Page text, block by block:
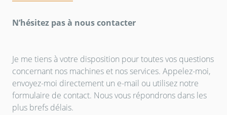
N’hésitez pas à nous contacter
Je me tiens à votre disposition pour toutes vos questions
concernant nos machines et nos services. Appelez-moi,
envoyez-moi directement un e-mail ou utilisez notre
formulaire de contact. Nous vous répondrons dans les
plus brefs délais.